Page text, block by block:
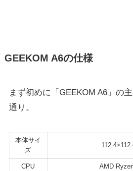
GEEKOM A6の仕様
まず初めに「GEEKOM A6」の
通り。
本体サイ
ズ
CPU AMD